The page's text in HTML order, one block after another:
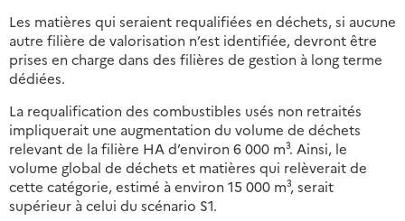
Les matières qui seraient requalifiées en déchets, si aucune
autre filière de valorisation n’est identifiée, devront être
prises en charge dans des filières de gestion à long terme
dédiées.
La requalification des combustibles usés non retraités
impliquerait une augmentation du volume de déchets
relevant de la filière HA d’environ 6 000 m³. Ainsi, le
volume global de déchets et matières qui relèverait de
cette catégorie, estimé à environ 15 000 m³, serait
supérieur à celui du scénario S1.